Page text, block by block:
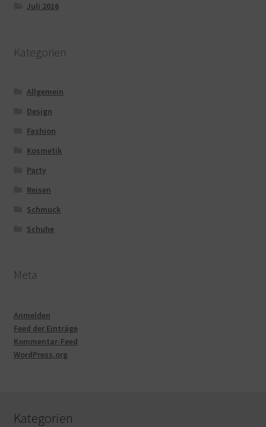
Juli 2016
Kategorien
Allgemein
Design
Fashion
Kosmetik
Party
Reisen
Schmuck
Schuhe
Meta
Anmelden
Feed der Einträge
Kommentar-Feed
WordPress.org
Kategorien